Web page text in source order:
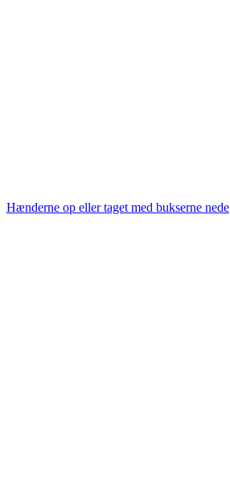
Hænderne op eller taget med bukserne nede